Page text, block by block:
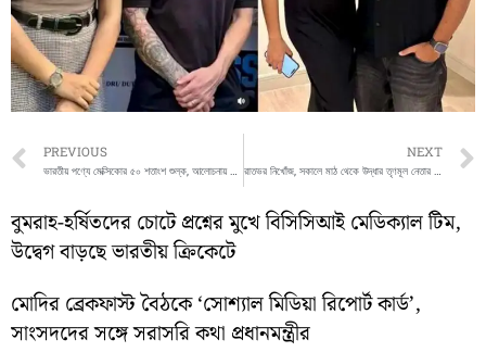
Prev
PREVIOUS NEXT
বুমরাহ-হর্ষিতদের চোটে প্রশ্নের মুখে বিসিসিআই মেডিক্যাল টিম,
উদ্বেগ বাড়ছে ভারতীয় ক্রিকেটে
মোদির ব্রেকফাস্ট বৈঠকে ‘সোশ্যাল মিডিয়া রিপোর্ট কার্ড’,
সাংসদদের সঙ্গে সরাসরি কথা প্রধানমন্ত্রীর